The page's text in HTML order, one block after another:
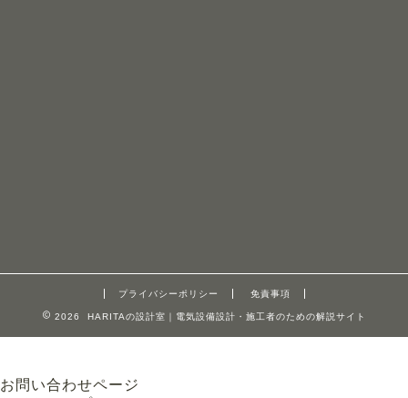
プライバシーポリシー 免責事項
2026 HARITAの設計室｜電気設備設計・施工者のための解説サイト
お問い合わせページ